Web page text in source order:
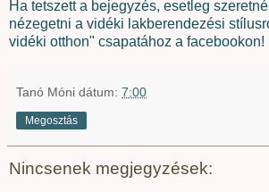
Ha tetszett a bejegyzés, esetleg
nézegetni a vidéki lakberendezési
vidéki otthon" csapatához a facebookon!
Tanó Móni dátum: 7:00
Megosztás
Nincsenek megjegyzések: